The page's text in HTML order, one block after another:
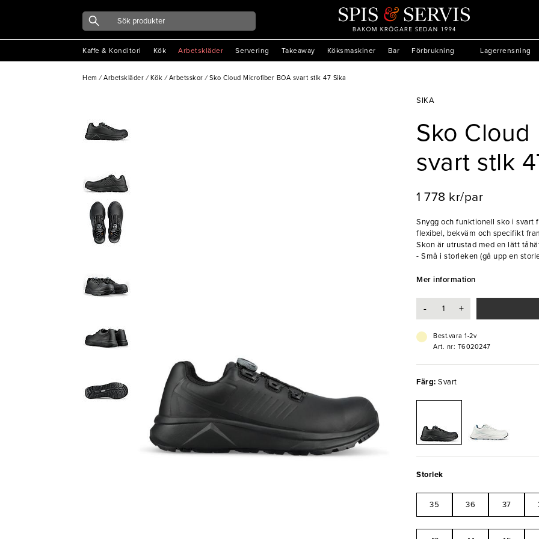
Kaffe & Konditori Kök Arbetskläder Servering Takeaway Köksmaskiner Bar Förbrukning Lagerrensning
Hem / Arbetskläder / Kök / Arbetsskor / Sko Cloud Microfiber BOA svart stlk 47 Sika
SIKA
Sko
svart stlk
1 778 kr/par
Snygg och funktionell sko i svart
flexibel, bekväm och specifikt
Skon är utrustad med en lätt
föremål och ovandelen av skon
bekväm med en mjuk,
- SIKA Aerosol™ Foam
- Särskilt halkhämmande yttersula
- ESD-godkänd
- Små i storleken (gå upp en
Mer information
- +
Best.vara 1-2v
Art. nr: T6020247
Färg: Svart
Storlek
35 36 37